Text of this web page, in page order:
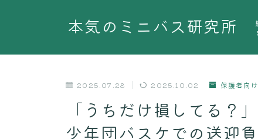
本気のミニバス研究所
2025.07.28 2025.10.02 保護者向け
「うちだけ損してる？
少年団バスケでの送迎